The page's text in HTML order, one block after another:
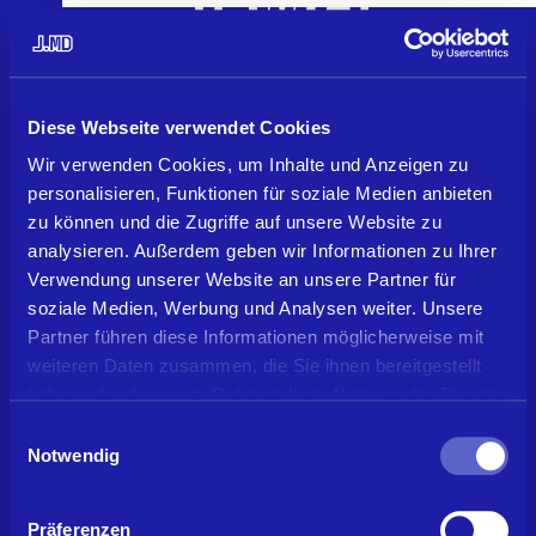
Diese Webseite verwendet Cookies
Wir verwenden Cookies, um Inhalte und Anzeigen zu
personalisieren, Funktionen für soziale Medien anbieten
zu können und die Zugriffe auf unsere Website zu
analysieren. Außerdem geben wir Informationen zu Ihrer
Verwendung unserer Website an unsere Partner für
soziale Medien, Werbung und Analysen weiter. Unsere
Partner führen diese Informationen möglicherweise mit
weiteren Daten zusammen, die Sie ihnen bereitgestellt
Notwendig
Präferenzen
MENU
Jedes Projekt beginnt mit
einer Vorstellung davon,
wie etwas wirken soll.
Wir übersetzen diese
Vorstellung in Material,